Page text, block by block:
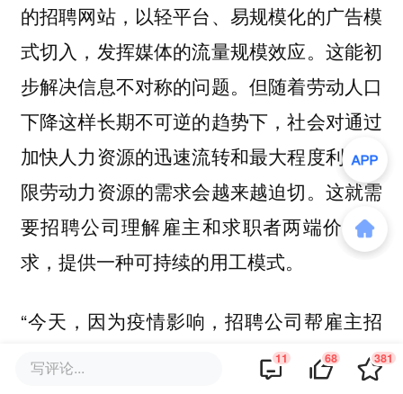
的招聘网站，以轻平台、易规模化的广告模
式切入，发挥媒体的流量规模效应。这能初
步解决信息不对称的问题。但随着劳动人口
下降这样长期不可逆的趋势下，社会对通过
加快人力资源的迅速流转和最大程度利用有
限劳动力资源的需求会越来越迫切。这就需
要招聘公司理解雇主和求职者两端价值需
求，提供一种可持续的用工模式。
“今天，因为疫情影响，招聘公司帮雇主招
来一批员工，但这些员工并没有经验，怎么
写评论... 11 68 381